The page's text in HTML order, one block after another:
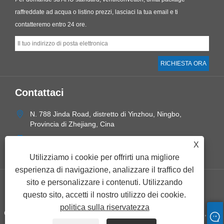
X
Utilizziamo i cookie per offrirti una migliore
esperienza di navigazione, analizzare il traffico del
sito e personalizzare i contenuti. Utilizzando
questo sito, accetti il ​​nostro utilizzo dei cookie.
politica sulla riservatezza
raffreddate ad acqua o listino prezzi, lasciaci la tua email e ti
contatteremo entro 24 ore.
Contattaci
N. 788 Jinda Road, distretto di Yinzhou, Ningbo,
Provincia di Zhejiang, Cina
sales@ecoairnb.com
Links Sitemap RSS XML politica sulla riservatezza
Copyright © 2023 Ningbo Ecoair Environmental Technology Co., Ltd.